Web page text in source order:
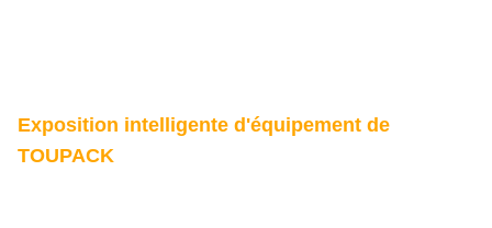
Exposition intelligente d'équipement de
TOUPACK